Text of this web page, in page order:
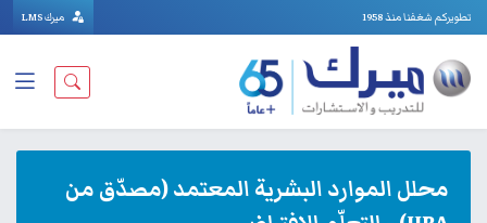
تطويركم شغفنا منذ 1958 ميرك LMS
محلل الموارد البشرية المعتمد (مصدّق من